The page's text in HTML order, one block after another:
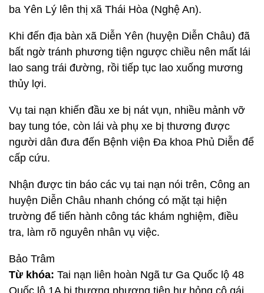
ba Yên Lý lên thị xã Thái Hòa (Nghệ An).
Khi đến địa bàn xã Diễn Yên (huyện Diễn Châu) đã
bất ngờ tránh phương tiện ngược chiều nên mất lái
lao sang trái đường, rồi tiếp tục lao xuống mương
thủy lợi.
Vụ tai nạn khiến đầu xe bị nát vụn, nhiều mảnh vỡ
bay tung tóe, còn lái và phụ xe bị thương được
người dân đưa đến Bệnh viện Đa khoa Phủ Diễn để
cấp cứu.
Nhận được tin báo các vụ tai nạn nói trên, Công an
huyện Diễn Châu nhanh chóng có mặt tại hiện
trường để tiến hành công tác khám nghiệm, điều
tra, làm rõ nguyên nhân vụ việc.
Bảo Trâm
Từ khóa: Tai nạn liên hoàn Ngã tư Ga Quốc lộ 48
Quốc lộ 1A bị thương phương tiện hư hỏng cô gái